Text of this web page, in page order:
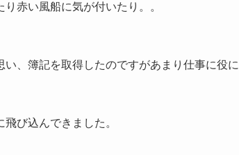
赤い風船に気が付いたり。。
、簿記を取得したのですがあまり仕事に役に
び込んできました。